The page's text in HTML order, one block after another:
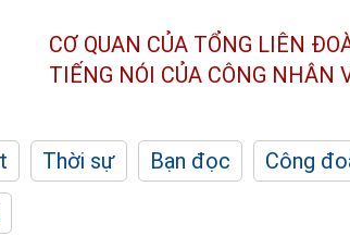
CƠ QUAN CỦA TỔNG LIÊN
TIẾNG NÓI CỦA CÔNG NHÂN
Thời sự Bạn đọc Công